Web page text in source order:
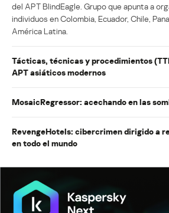
del APT BlindEagle. Grupo que apunta a
individuos en Colombia, Ecuador, Chile,
América Latina.
Tácticas, técnicas y procedimientos
APT asiáticos modernos
MosaicRegressor: acechando en las
RevengeHotels: cibercrimen dirigido a
en todo el mundo